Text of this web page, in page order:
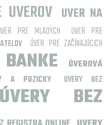
UVER NA
PRE MLADYCH
UVER PRE
ÚVER PRE ZAČÍNAJÚCICH
ÚVEROVÁ
A POZICKY
UVERY BEZ
ÚVERY BEZ